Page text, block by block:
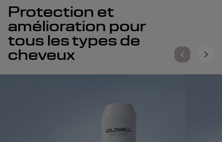
Protection et
amélioration pour
tous les types de
cheveux